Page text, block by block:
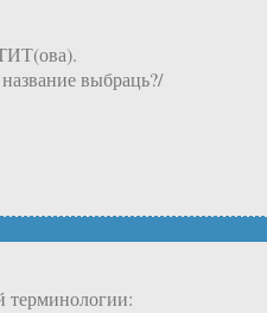
выбраць?/
терминологии: